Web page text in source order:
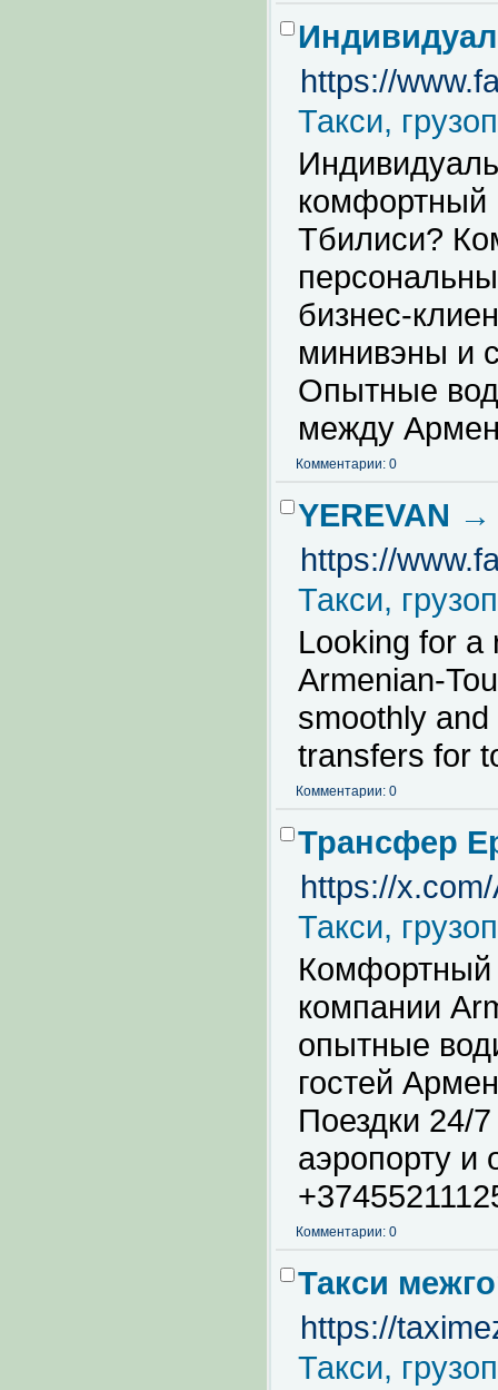
https://
Такси,
комфортный
Тбилиси?
бизнес-
минивэны и
Опытные
между
Комментарии: 0
YEREVAN
https://
Такси,
Looking for a
Armenian-
smoothly
transfers for
Комментарии: 0
Трансфер
https://
Такси,
Комфортный
компании
опытные
гостей
Поездки 24/
аэропорту
Комментарии: 0
Такси
https://
Такси,